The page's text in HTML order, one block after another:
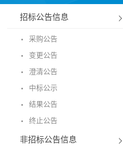
招标公告信息
采购公告
变更公告
澄清公告
中标公示
结果公告
终止公告
非招标公告信息